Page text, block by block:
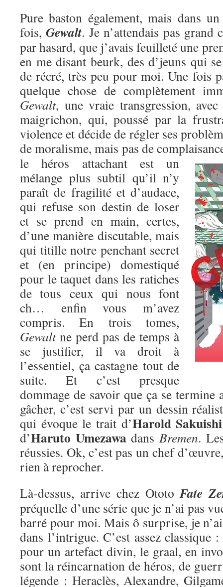
Pure baston également, mais dans
fois,Gewalt. Je n’attendais pas grand
par hasard, que j’avais feuilleté une
en me disant beurk, des d’jeuns qui
de récré, très peu pour moi. Une fois
quelque chose de complètement
Gewalt, une vraie transgression,
maigrichon, qui, poussé par la
violence et décide de régler ses
de moralisme, mais pas de
le héros attachant est un
mélange plus subtil qu’il n’y
paraît de fragilité et d’audace,
qui refuse son destin de loser
et se prend en main, certes,
d’une manière discutable, mais
qui titille notre penchant secret
et (en principe) domestiqué
pour le taquet dans les ratiches
de tous ceux qui nous font
ch… enfin vous m’avez
compris. En trois tomes,
Gewaltne perd pas de temps à
se justifier, il va droit à
l’essentiel, ça castagne tout de
suite. Et c’est presque
dommage de savoir que ça se
gâcher, c’est servi par un dessin
qui évoque le trait d’Harold Sakuishi
d’Haruto UmezawadansBremen.
réussies. Ok, c’est pas un chef
rien à reprocher.
Là-dessus, arrive chez OtotoFate
préquelle d’une série que je n’ai pas
barré pour moi. Mais ô surprise, je
dans l’intrigue. C’est assez classique
pour un artefact divin, le graal, en
sont la réincarnation de héros, de
légende : Heraclès, Alexandre,